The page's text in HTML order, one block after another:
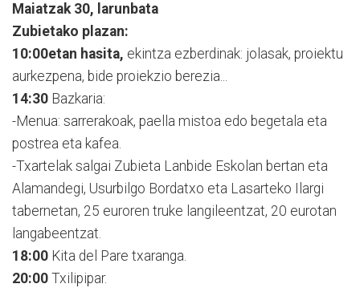
Maiatzak 30, larunbata
Zubietako plazan:
10:00etan hasita, ekintza ezberdinak: jolasak, proiektu
aurkezpena, bide proiekzio berezia...
14:30 Bazkaria:
-Menua: sarrerakoak, paella mistoa edo begetala eta
postrea eta kafea.
-Txartelak salgai Zubieta Lanbide Eskolan bertan eta
Alamandegi, Usurbilgo Bordatxo eta Lasarteko Ilargi
tabernetan, 25 euroren truke langileentzat, 20 eurotan
langabeentzat.
18:00 Kita del Pare txaranga.
20:00 Txilipipar.